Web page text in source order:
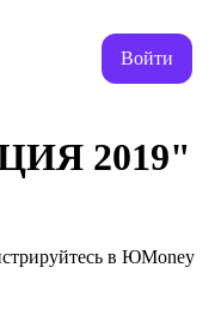
Войти
2019"
в ЮMoney